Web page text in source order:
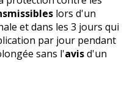
lors d'un
et dans les 3 jours qui
par jour pendant
sans l'avisd'un